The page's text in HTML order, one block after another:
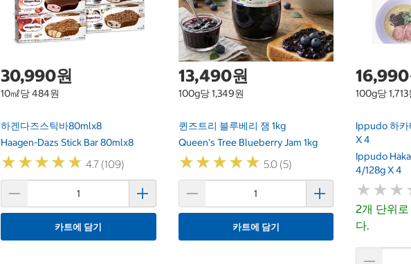
30,990원
10㎖당 484원
하겐다즈스틱바80mlx8
Haagen-Dazs Stick Bar 80mlx8
★★★★★
★★★★★ 4.7 (109)
카트에 담기
13,490원
100g당 1,349원
퀸즈트리 블루베리 잼 1kg
Queen's Tree Blueberry Jam 1kg
★★★★★
★★★★★ 5.0 (5)
카트에 담기
100g당 1,713
Ippudo 하카
X 4
Ippudo
4/128g X 4
★ ★ ★
★ ★ ★
2개 단위
다.